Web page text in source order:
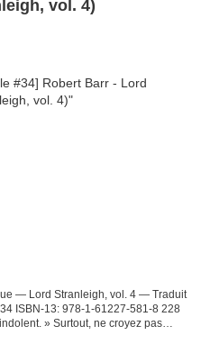
vol. 4)
— Lord Stranleigh, vol. 4 — Traduit
ISBN-13: 978-1-61227-581-8 228
» Surtout, ne croyez pas